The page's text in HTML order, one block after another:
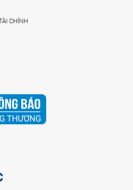
CHÍNH